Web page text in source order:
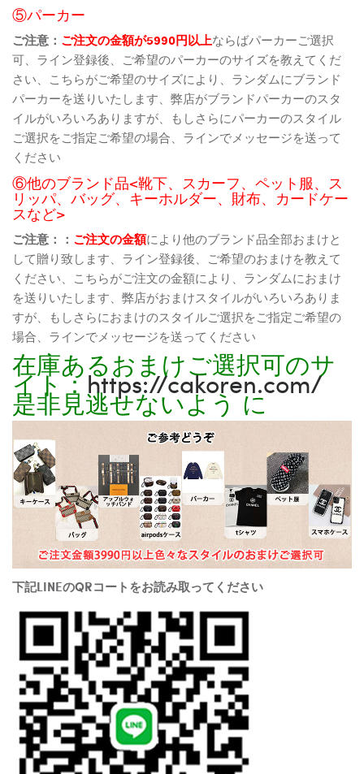
⑤パーカー
ご注意： ご注文の金額が5990円以上ならばパーカーご選択
可、ライン登録後、ご希望のパーカーのサイズを教えてくだ
さい、こちらがご希望のサイズにより、ランダムにブランド
パーカーを送りいたします、弊店がブランドパーカーのスタ
イルがいろいろありますが、もしさらにパーカーのスタイル
ご選択をご指定ご希望の場合、ラインでメッセージを送って
ください
⑥他のブランド品<靴下、スカーフ、ペット服、ス
リッパ、バッグ、キーホルダー、財布、カードケー
スなど>
ご注意：： ご注文の金額により他のブランド品全部おまけと
して贈り致します、ライン登録後、ご希望のおまけを教えて
ください、こちらがご注文の金額により、ランダムにおまけ
を送りいたします、弊店がおまけスタイルがいろいろありま
すが、もしさらにおまけのスタイルご選択をご指定ご希望の
場合、ラインでメッセージを送ってください
在庫あるおまけご選択可のサ
イト：https://cakoren.com/
是非見逃せないよう に
下記LINEのQRコートをお読み取ってください